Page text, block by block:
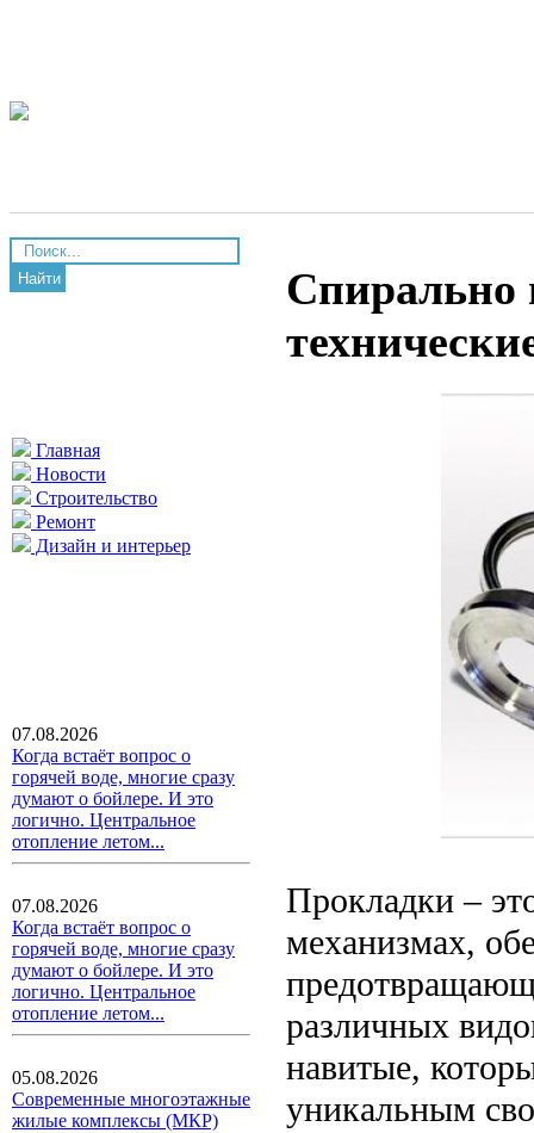
Найти
Главная
Новости
Строительство
Ремонт
Дизайн и интерьер
07.08.2026
Когда встаёт вопрос о
горячей воде, многие сразу
думают о бойлере. И это
логично. Центральное
отопление летом...
07.08.2026
Когда встаёт вопрос о
горячей воде, многие сразу
думают о бойлере. И это
логично. Центральное
отопление летом...
05.08.2026
Современные многоэтажные
жилые комплексы (МКР)
Спирально
Прокладки –
механизмах,
различных
навитые,
уникальным